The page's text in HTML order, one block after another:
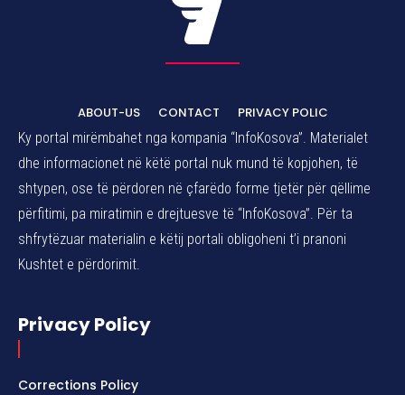
ABOUT-US CONTACT
PRIVACY POLIC
Ky portal mirëmbahet nga kompania “InfoKosova”. Materialet
dhe informacionet në këtë portal nuk mund të kopjohen, të
shtypen, ose të përdoren në çfarëdo forme tjetër për qëllime
përfitimi, pa miratimin e drejtuesve të “InfoKosova”. Për ta
shfrytëzuar materialin e këtij portali obligoheni t’i pranoni
Kushtet e përdorimit.
Privacy Policy
Corrections Policy